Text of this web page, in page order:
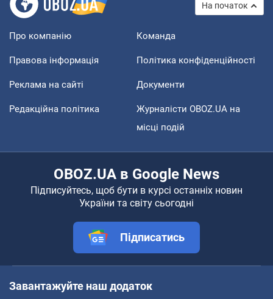
На початок
Про компанію Команда
Правова інформація Політика конфіденційності
Реклама на сайті Документи
Редакційна політика
Журналісти OBOZ.UA на
місці подій
OBOZ.UA в Google News
Підписуйтесь, щоб бути в курсі останніх новин
України та світу сьогодні
Підписатись
Завантажуйте наш додаток